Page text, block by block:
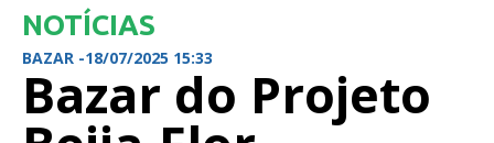
NOTÍCIAS
BAZAR -18/07/2025 15:33
Bazar do Projeto